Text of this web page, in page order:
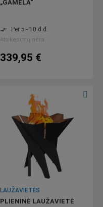
„GAMELA“
compare_arrows Per 5 - 10 d.d.
Atsiliepimų nėra
339,95 €
LAUŽAVIETĖS
PLIENINĖ LAUŽAVIETĖ